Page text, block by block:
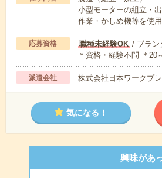
小型モーターの組立・
作業・かしめ機等を使
応募資格 職種未経験OK/ ブラン
＊資格・経験不問 ＊20
派遣会社 株式会社日本ワークプ
気になる！
興味があ